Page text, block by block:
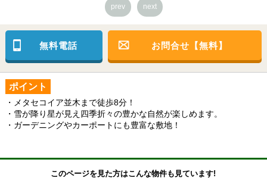
prev next
無料電話 お問合せ【無料】
ポイント
・メタセコイア並木まで徒歩8分！
・雪が降り星が見え四季折々の豊かな自然が楽しめます。
・ガーデニングやカーポートにも豊富な敷地！
このページを見た方はこんな物件も見ています!